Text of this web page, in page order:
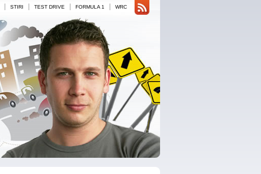
STIRI TEST DRIVE FORMULA 1 WRC